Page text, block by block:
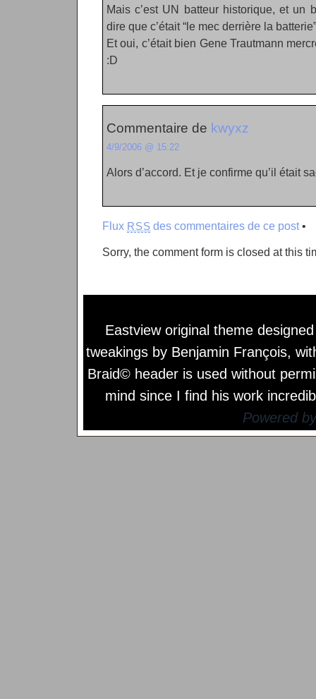
Mais c’est UN batteur historique, et un
dire que c’était “le mec derrière la
Et oui, c’était bien Gene Trautmann
:D
Commentaire de kwyxz
4/9/2006 @ 15:22
Alors d’accord. Et je confirme qu’il était
Flux RSS des commentaires de ce post•
Sorry, the comment form is closed at this
Eastview original theme
tweakings by Benjamin François,
Braid© header is used without
mind since I find his work
Powered